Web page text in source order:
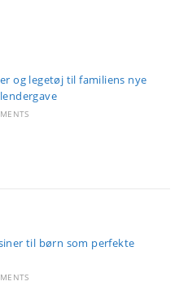
og legetøj til familiens nye
til børn som perfekte